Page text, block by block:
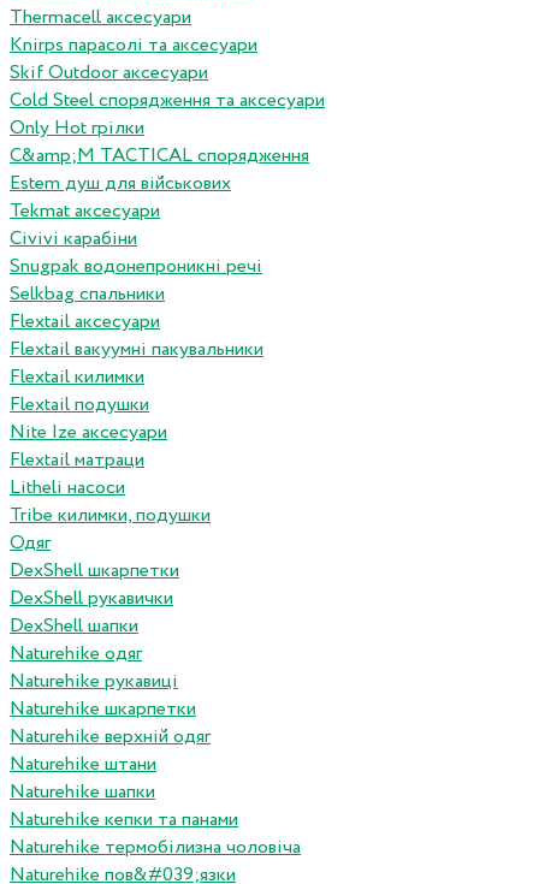
Thermacell аксесуари
Knirps парасолі та аксесуари
Skif Outdoor аксесуари
Cold Steel спорядження та аксесуари
Only Hot грілки
C&amp;M TACTICAL спорядження
Estem душ для військових
Tekmat аксесуари
Сivivi карабіни
Snugpak водонепроникні речі
Selkbag спальники
Flextail аксесуари
Flextail вакуумні пакувальники
Flextail килимки
Flextail подушки
Nite Ize аксесуари
Flextail матраци
Litheli насоси
Tribe килимки, подушки
Одяг
DexShell шкарпетки
DexShell рукавички
DexShell шапки
Naturehike одяг
Naturehike рукавиці
Naturehike шкарпетки
Naturehike верхній одяг
Naturehike штани
Naturehike шапки
Naturehike кепки та панами
Naturehike термобілизна чоловіча
Naturehike пов&#039;язки